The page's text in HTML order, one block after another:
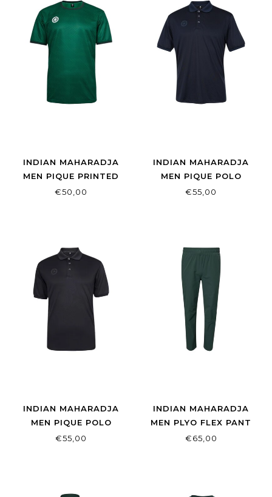
INDIAN MAHARADJA
MEN PIQUE PRINTED
TEE LUSH GREEN
€50,00
INDIAN MAHARADJA
MEN PIQUE POLO
NIGHT BLUE
€55,00
INDIAN MAHARADJA
MEN PIQUE POLO
BLACK
€55,00
INDIAN MAHARADJA
MEN PLYO FLEX PANT
REGULAR FIT HUNTER
€65,00